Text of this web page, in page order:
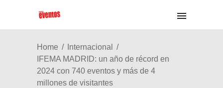
Home
Internacional
IFEMA MADRID: un año de récord en
2024 con 740 eventos y más de 4
millones de visitantes